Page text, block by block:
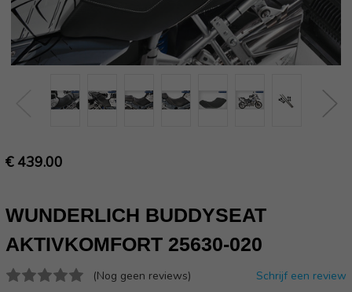
€ 439.00
WUNDERLICH BUDDYSEAT
AKTIVKOMFORT 25630-020
(Nog geen reviews) Schrijf een review